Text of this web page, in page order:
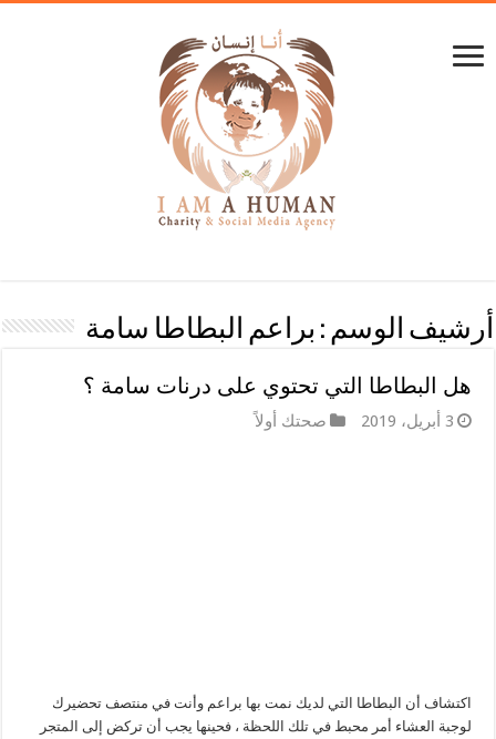
أرشيف الوسم : براعم البطاطا سامة
هل البطاطا التي تحتوي على درنات سامة ؟
3 أبريل، 2019 صحتك أولاً
اكتشاف أن البطاطا التي لديك نمت بها براعم وأنت في منتصف تحضيرك
لوجبة العشاء أمر محبط في تلك اللحظة ، فحينها يجب أن تركض إلى المتجر